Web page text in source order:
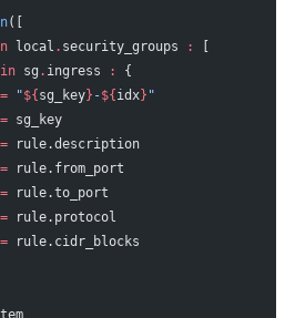
([
local . security_groups :
in sg . ingress :
{
= "${ sg_key} -${ idx} "
= sg_key
= rule.description
= rule.from_port
= rule.to_port
= rule.protocol
= rule.cidr_blocks